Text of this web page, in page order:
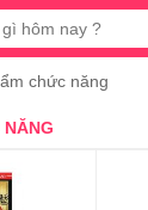
chức năng